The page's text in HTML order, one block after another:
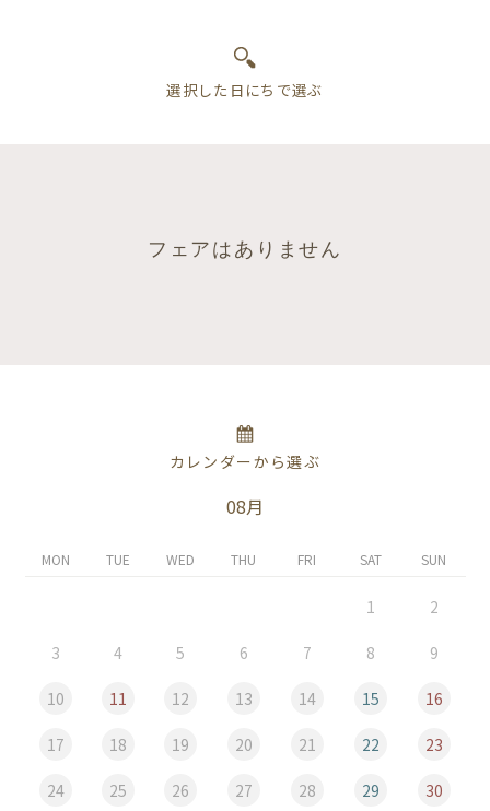
フェアはありません
カレンダーから選ぶ
08月
MON TUE WED THU FRI SAT SUN
1 2
3 4 5 6 7 8 9
10 11 12 13 14 15 16
17 18 19 20 21 22 23
24 25 26 27 28 29 30